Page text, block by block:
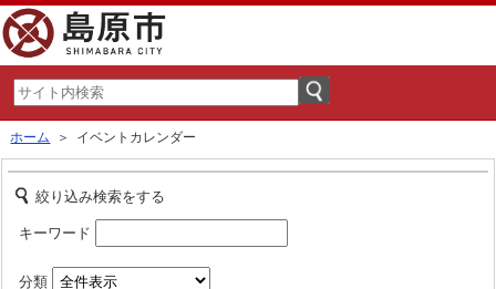
ホーム ＞ イベントカレンダー
絞り込み検索をする
キーワード
分類